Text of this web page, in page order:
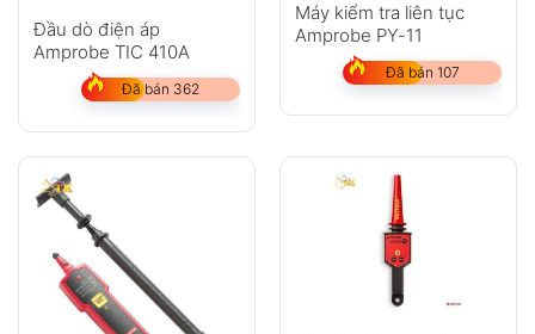
Đầu dò điện áp
Amprobe TIC 410A
Đã bán 362
Máy kiểm tra liên tục
Amprobe PY-11
Đã bán 107